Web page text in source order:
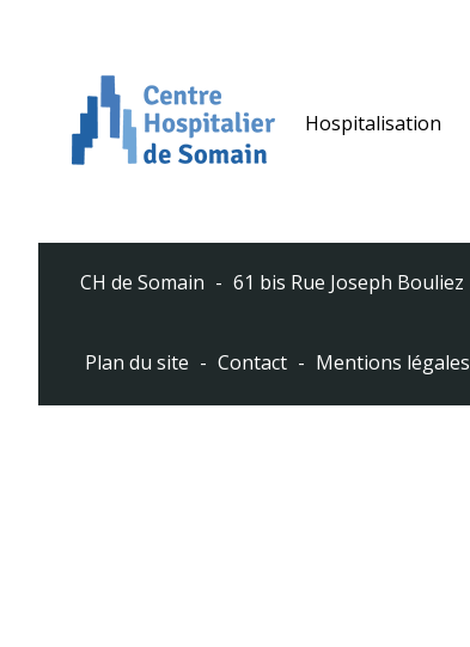
Hospitalisation
CH de Somain 61 bis Rue Joseph Bouliez
Plan du site Contact Mentions légales